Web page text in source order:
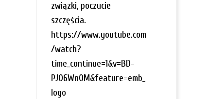
związki, poczucie
szczęścia.
https://www.youtube.com
/watch?
time_continue=1&v=BD-
PJ06Wn0M&feature=emb_
logo